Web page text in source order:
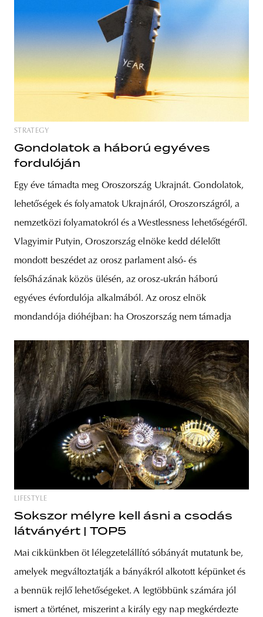
STRATEGY
Gondolatok a háború egyéves
fordulóján
Egy éve támadta meg Oroszország Ukrajnát. Gondolatok,
lehetőségek és folyamatok Ukrajnáról, Oroszországról, a
nemzetközi folyamatokról és a Westlessness lehetőségéről.
Vlagyimir Putyin, Oroszország elnöke kedd délelőtt
mondott beszédet az orosz parlament alsó- és
felsőházának közös ülésén, az orosz-ukrán háború
egyéves évfordulója alkalmából. Az orosz elnök
mondandója dióhéjban: ha Oroszország nem támadja
LIFESTYLE
Sokszor mélyre kell ásni a csodás
látványért | TOP5
Mai cikkünkben öt lélegzetelállító sóbányát mutatunk be,
amelyek megváltoztatják a bányákról alkotott képünket és
a bennük rejlő lehetőségeket. A legtöbbünk számára jól
ismert a történet, miszerint a király egy nap megkérdezte